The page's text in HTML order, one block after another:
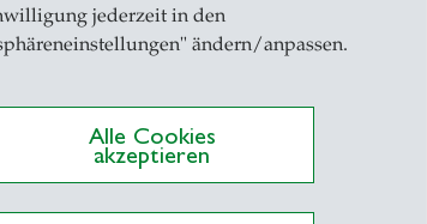
jederzeit in den
ändern/anpassen.
Alle Cookies
akzeptieren